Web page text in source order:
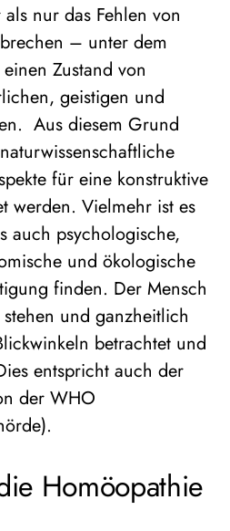
nur das Fehlen von
– unter dem
Zustand von
geistigen und
Aus diesem Grund
für eine konstruktive
werden. Vielmehr ist es
auch psychologische,
und ökologische
finden. Der Mensch
und ganzheitlich
betrachtet und
entspricht auch der
der WHO
Homöopathie